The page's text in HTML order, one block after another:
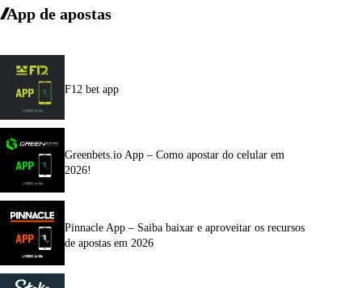
App de apostas
F12 bet app
Greenbets.io App – Como apostar do celular em
2026!
Pinnacle App – Saiba baixar e aproveitar os recursos
de apostas em 2026